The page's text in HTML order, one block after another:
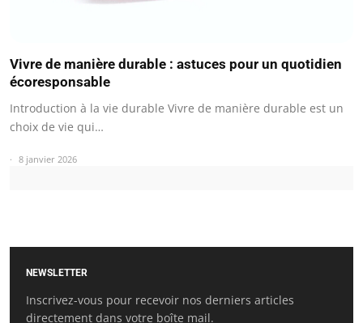
Vivre de manière durable : astuces pour un quotidien
écoresponsable
Introduction à la vie durable Vivre de manière durable est un
choix de vie qui…
8 janvier 2026
NEWSLETTER
Inscrivez-vous pour recevoir nos derniers articles
directement dans votre boîte mail.